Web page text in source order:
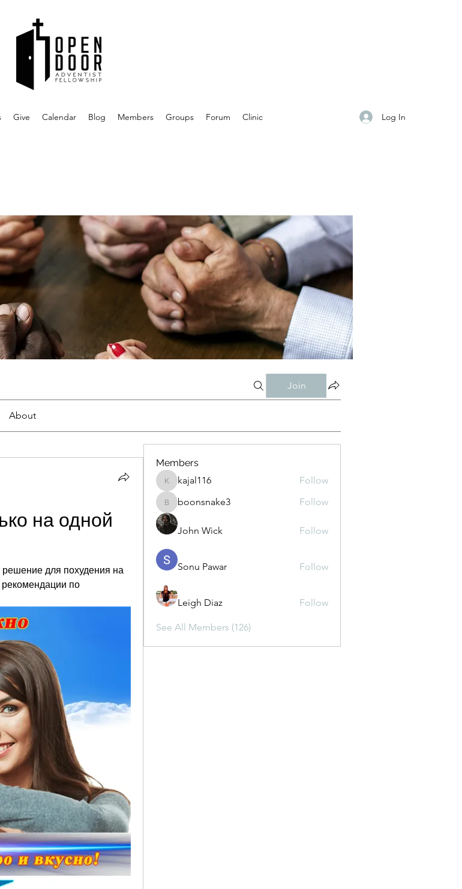
Give Calendar Blog Members Groups Forum Clinic Log In
Join
About
на одной
решение для похудения на
по
Members
kajal116
kajal116 Follow
boonsnake3
boonsnake3 Follow
John Wick Follow
Sonu Pawar Follow
Leigh Diaz Follow
See All Members (126)